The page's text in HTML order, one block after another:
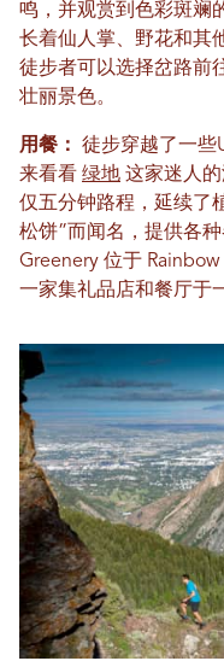
鸣，并观赏到色彩斑斓
长着仙人掌、野花和其
徒步者可以选择岔路前
壮丽景色。
用餐：
徒步穿越了一些
来看看 绿地 这家迷人
仅五分钟路程，延续了
松饼”而闻名，提供各
Greenery 位于
一家集礼品店和餐厅于